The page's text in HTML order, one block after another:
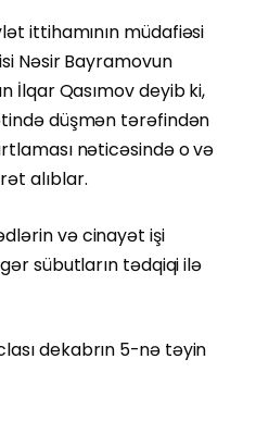
ittihamının müdafiəsi
Nəsir Bayramovun
İlqar Qasımov deyib ki,
düşmən tərəfindən
nəticəsində o və
alıblar.
və cinayət işi
sübutların tədqiqi ilə
dekabrın 5-nə təyin